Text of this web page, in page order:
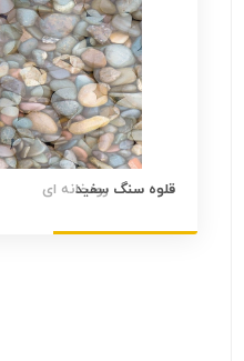
قلوه سنگ سفید